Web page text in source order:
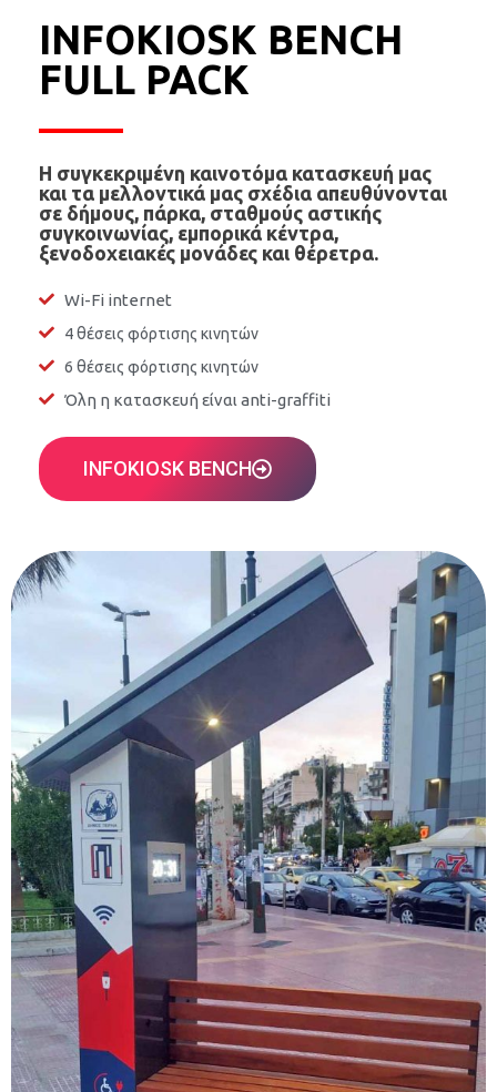
INFOKIOSK BENCH
FULL PACK
Η συγκεκριμένη καινοτόμα κατασκευή μας
και τα μελλοντικά μας σχέδια απευθύνονται
σε δήμους, πάρκα, σταθμούς αστικής
συγκοινωνίας, εμπορικά κέντρα,
ξενοδοχειακές μονάδες και θέρετρα.
Wi-Fi internet
4 θέσεις φόρτισης κινητών
6 θέσεις φόρτισης κινητών
Όλη η κατασκευή είναι anti-graffiti
INFOKIOSK BENCH